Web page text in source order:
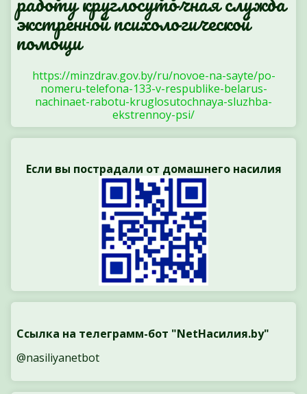
экстренной психологической
помощи
https://minzdrav.gov.by/ru/novoe-na-sayte/po-
nomeru-telefona-133-v-respublike-belarus-
nachinaet-rabotu-kruglosutochnaya-sluzhba-
ekstrennoy-psi/
Если вы пострадали от домашнего насилия
Ссылка на телеграмм-бот "NetНасилия.by"
@nasiliyanetbot